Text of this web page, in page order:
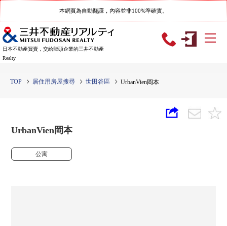
本網頁為自動翻譯，內容並非100%準確實。
日本不動產買賣，交給龍頭企業的三井不動產
Realty
TOP 居住用房屋搜尋 世田谷區 UrbanVien岡本
UrbanVien岡本
公寓